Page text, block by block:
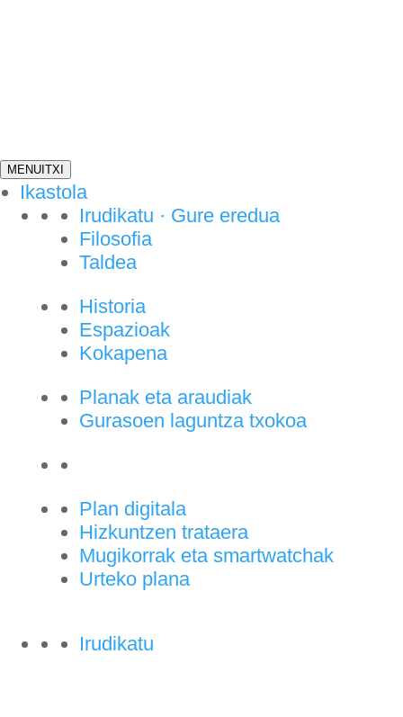
MENU ITXI
Ikastola
Irudikatu · Gure eredua
Filosofia
Taldea
Historia
Espazioak
Kokapena
Planak eta araudiak
Gurasoen laguntza txokoa
Plan digitala
Hizkuntzen trataera
Mugikorrak eta smartwatchak
Urteko plana
Irudikatu